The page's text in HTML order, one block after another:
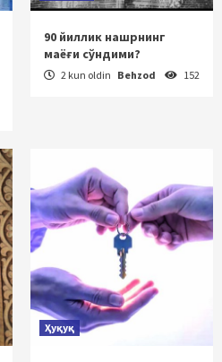
90 йиллик нашрнинг
маёғи сўндими?
2 kun oldin Behzod 152
Ҳуқуқ